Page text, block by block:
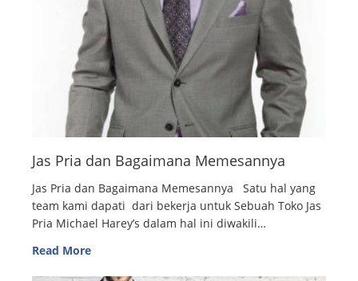
Jas Pria dan Bagaimana Memesannya
Jas Pria dan Bagaimana Memesannya Satu hal yang
team kami dapati dari bekerja untuk Sebuah Toko Jas
Pria Michael Harey’s dalam hal ini diwakili…
Read More